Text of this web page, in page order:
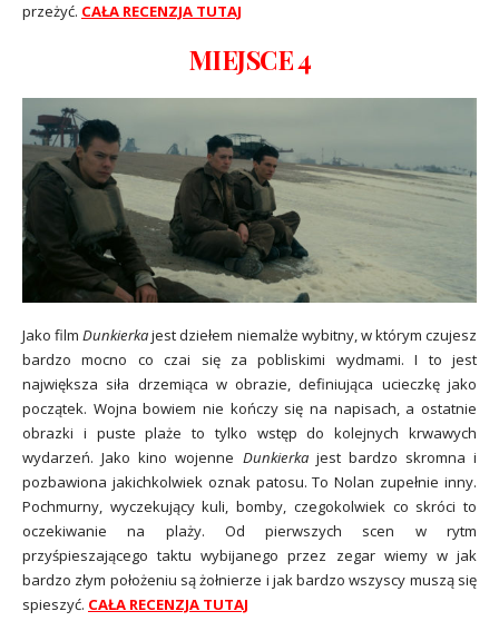
przeżyć. CAŁA RECENZJA TUTAJ
MIEJSCE 4
Jako filmDunkierkajest dziełem niemalże wybitny, w którym czujesz
bardzo mocno co czai się za pobliskimi wydmami. I to jest
największa siła drzemiąca w obrazie, definiująca ucieczkę jako
początek. Wojna bowiem nie kończy się na napisach, a ostatnie
obrazki i puste plaże to tylko wstęp do kolejnych krwawych
wydarzeń. Jako kino wojenne Dunkierkajest bardzo skromna i
pozbawiona jakichkolwiek oznak patosu. To Nolan zupełnie inny.
Pochmurny, wyczekujący kuli, bomby, czegokolwiek co skróci to
oczekiwanie na plaży. Od pierwszych scen w rytm
przyśpieszającego taktu wybijanego przez zegar wiemy w jak
bardzo złym położeniu są żołnierze i jak bardzo wszyscy muszą się
spieszyć. CAŁA RECENZJA TUTAJ